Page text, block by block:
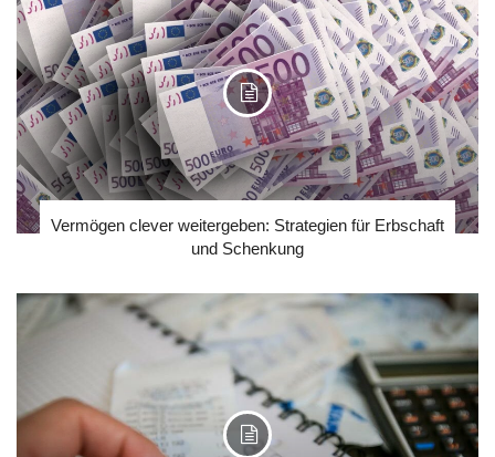
Vermögen clever weitergeben: Strategien für Erbschaft
und Schenkung